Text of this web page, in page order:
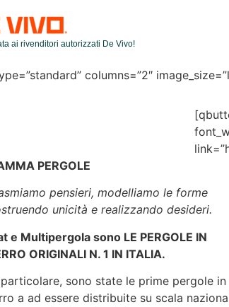
ai rivenditori autorizzati De Vivo!
columns=”2″
PERGOLE
pensieri, modelliamo le forme
unicità e realizzando desideri.
e Multipergola sono LE PERGOLE IN
ORIGINALI N. 1 IN ITALIA.
sono state le prime pergole in
a ad essere distribuite su scala